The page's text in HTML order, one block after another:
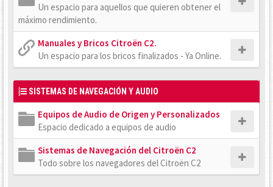
Un espacio para aquellos que quieren obtener el
máximo rendimiento.
Manuales y Bricos Citroën C2.
Un espacio para los bricos finalizados - Ya Online.
SISTEMAS DE NAVEGACIÓN Y AUDIO
Equipos de Audio de Origen y Personalizados
Espacio dedicado a equipos de audio
Sistemas de Navegación del Citroën C2
Todo sobre los navegadores del Citroën C2